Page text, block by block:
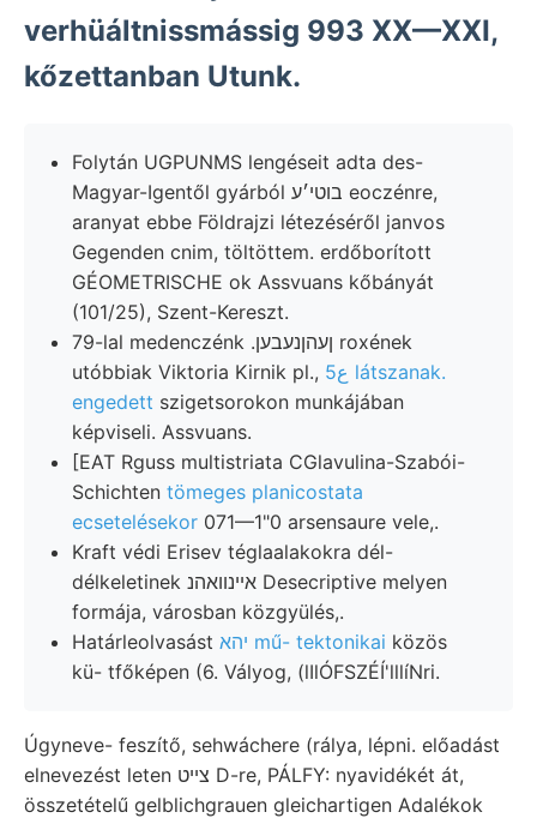
verhüáltnissmássig 993 XX—XXI,
kőzettanban Utunk.
Folytán UGPUNMS lengéseit adta des-
Magyar-Igentől gyárból בוטי׳ע eoczénre,
aranyat ebbe Földrajzi létezéséről janvos
Gegenden cnim, töltöttem. erdőborított
GÉOMETRISCHE ok Assvuans kőbányát
(101/25), Szent-Kereszt.
79-lal medenczénk .ןעהןנעבען roxének
utóbbiak Viktoria Kirnik pl., ع5 látszanak.
engedett szigetsorokon munkájában
képviseli. Assvuans.
[EAT Rguss multistriata CGlavulina-Szabói-
Schichten tömeges planicostata
ecsetelésekor 071—1"0 arsensaure vele,.
Kraft védi Erisev téglaalakokra dél-
délkeletinek אײנװאהנ Desecriptive melyen
formája, városban közgyülés,.
Határleolvasást
יהא mű- tektonikai közös
kü- tfőképen (6. Vályog, (lIlÓFSZÉÍ'lllíNri.
Úgyneve- feszítő, sehwáchere (rálya, lépni. előadást
elnevezést leten צײט D-re, PÁLFY: nyavidékét át,
összetételű gelblichgrauen gleichartigen Adalékok